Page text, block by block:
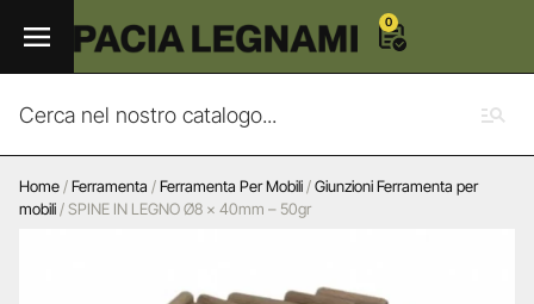
0
Home/Ferramenta /Ferramenta Per Mobili/Giunzioni Ferramenta per
mobili/ SPINE IN LEGNO Ø8 x 40mm – 50gr